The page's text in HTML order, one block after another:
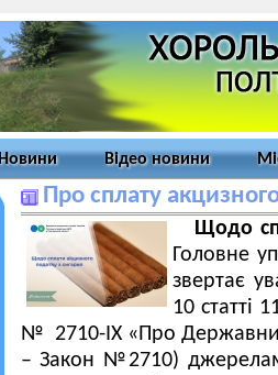
Новини Відео новини
Про сплату
Щодо
Головне
звертає
10 статті
№ 2710-ІХ «Про
– Закон №2710)